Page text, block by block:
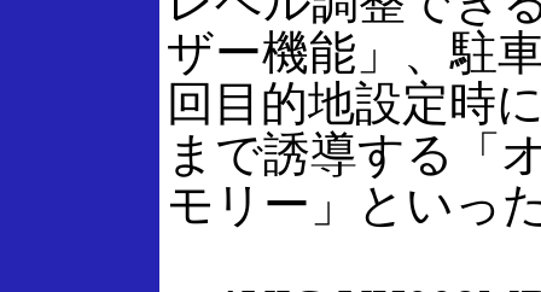
ザー機能」、駐
回目的地設定時
まで誘導する「
モリー」といっ